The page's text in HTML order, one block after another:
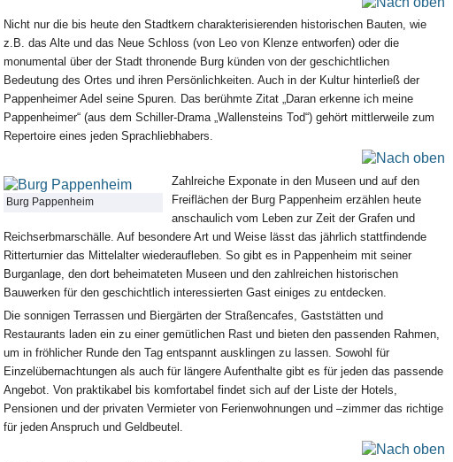
Nicht nur die bis heute den Stadtkern charakterisierenden historischen Bauten, wie
z.B. das Alte und das Neue Schloss (von Leo von Klenze entworfen) oder die
monumental über der Stadt thronende Burg künden von der geschichtlichen
Bedeutung des Ortes und ihren Persönlichkeiten. Auch in der Kultur hinterließ der
Pappenheimer Adel seine Spuren. Das berühmte Zitat „Daran erkenne ich meine
Pappenheimer“ (aus dem Schiller-Drama „Wallensteins Tod“) gehört mittlerweile zum
Repertoire eines jeden Sprachliebhabers.
Burg Pappenheim
Zahlreiche Exponate in den Museen und auf den
Freiflächen der Burg Pappenheim erzählen heute
anschaulich vom Leben zur Zeit der Grafen und
Reichserbmarschälle. Auf besondere Art und Weise lässt das jährlich stattfindende
Ritterturnier das Mittelalter wiederaufleben. So gibt es in Pappenheim mit seiner
Burganlage, den dort beheimateten Museen und den zahlreichen historischen
Bauwerken für den geschichtlich interessierten Gast einiges zu entdecken.
Die sonnigen Terrassen und Biergärten der Straßencafes, Gaststätten und
Restaurants laden ein zu einer gemütlichen Rast und bieten den passenden Rahmen,
um in fröhlicher Runde den Tag entspannt ausklingen zu lassen. Sowohl für
Einzelübernachtungen als auch für längere Aufenthalte gibt es für jeden das passende
Angebot. Von praktikabel bis komfortabel findet sich auf der Liste der Hotels,
Pensionen und der privaten Vermieter von Ferienwohnungen und –zimmer das richtige
für jeden Anspruch und Geldbeutel.